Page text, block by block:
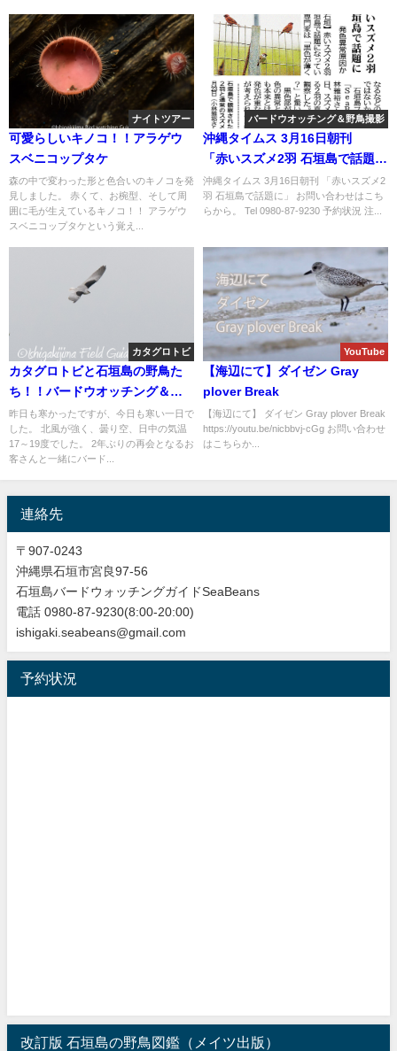
ナイトツアー
可愛らしいキノコ！！アラゲウ
スベニコップタケ
森の中で変わった形と色合いのキノコを発
見しました。 赤くて、お椀型、そして周
囲に毛が生えているキノコ！！ アラゲウ
スベニコップタケという覚え...
バードウオッチング＆野鳥撮影
沖縄タイムス 3月16日朝刊
「赤いスズメ2羽 石垣島で話題
に」
沖縄タイムス 3月16日朝刊 「赤いスズメ2
羽 石垣島で話題に」 お問い合わせはこち
らから。 Tel 0980-87-9230 予約状況 注...
カタグロトビ
カタグロトビと石垣島の野鳥た
ち！！バードウオッチング＆野
鳥撮影ガイド。
昨日も寒かったですが、今日も寒い一日で
した。 北風が強く、曇り空、日中の気温
17～19度でした。 2年ぶりの再会となるお
客さんと一緒にバード...
YouTube
【海辺にて】ダイゼン Gray
plover Break
【海辺にて】 ダイゼン Gray plover Break
https://youtu.be/nicbbvj-cGg お問い合わせ
はこちらか...
連絡先
〒907-0243
沖縄県石垣市宮良97-56
石垣島バードウォッチングガイドSeaBeans
電話 0980-87-9230(8:00-20:00)
ishigaki.seabeans@gmail.com
予約状況
改訂版 石垣島の野鳥図鑑（メイツ出版）